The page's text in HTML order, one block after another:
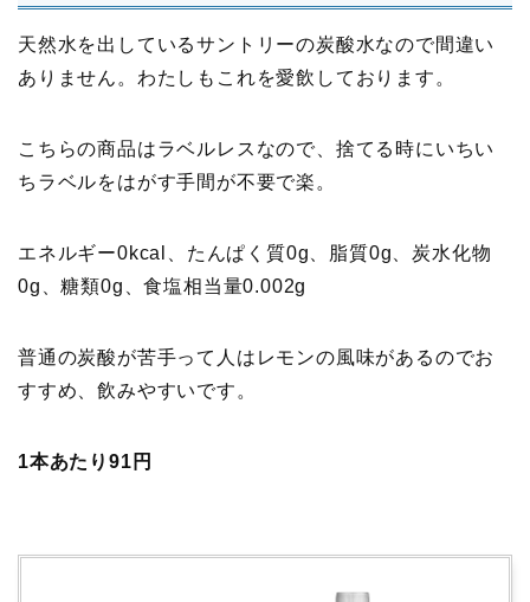
天然水を出しているサントリーの炭酸水なので間違い
ありません。わたしもこれを愛飲しております。
こちらの商品はラベルレスなので、捨てる時にいちい
ちラベルをはがす手間が不要で楽。
エネルギー0kcal、たんぱく質0g、脂質0g、炭水化物
0g、糖類0g、食塩相当量0.002g
普通の炭酸が苦手って人はレモンの風味があるのでお
すすめ、飲みやすいです。
1本あたり91円